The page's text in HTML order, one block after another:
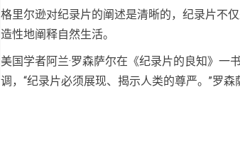
格里尔逊对纪录片的阐述是清晰的，纪录片不
造性地阐释自然生活。
美国学者阿兰·罗森萨尔在《纪录片的良知》一
调，“纪录片必须展现、揭示人类的尊严。”罗